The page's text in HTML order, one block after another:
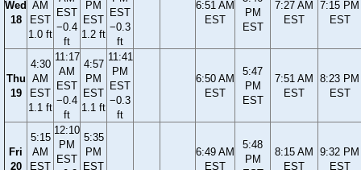
Wed
18
AM
EST
1.0 ft
EST
−0.4
ft
PM
EST
1.2 ft
EST
−0.3
ft
6:51 AM
EST
PM
EST
7:27 AM
EST
7:15 PM
EST
Thu
19
4:30
AM
EST
1.1 ft
11:17
AM
EST
−0.4
ft
4:57
PM
EST
1.1 ft
11:41
PM
EST
−0.3
ft
6:50 AM
EST
5:47
PM
EST
7:51 AM
EST
8:23 PM
EST
Fri
20
5:15
AM
EST
12:10
PM
EST
5:35
PM
EST
6:49 AM
EST
5:48
PM
8:15 AM
EST
9:32 PM
EST